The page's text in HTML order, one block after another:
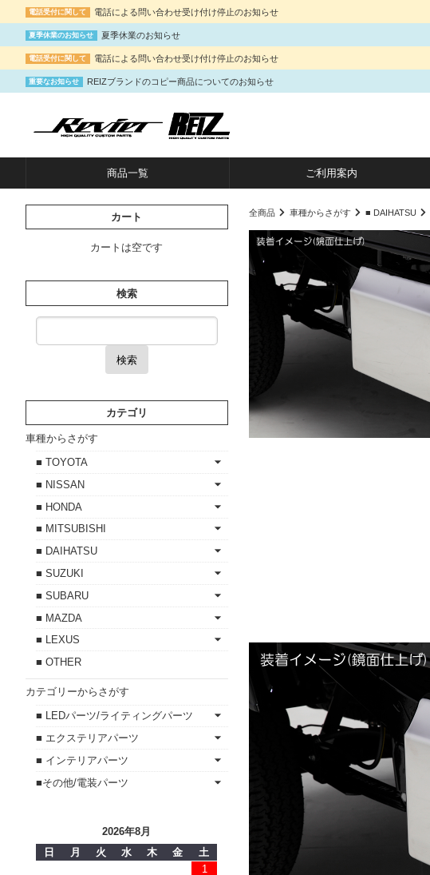
電話受付に関して 電話による問い合わせ受け付け停止のお知らせ
夏季休業のお知らせ 夏季休業のお知らせ
電話受付に関して 電話による問い合わせ受け付け停止のお知らせ
重要なお知らせ REIZブランドのコピー商品についてのお知らせ
商品一覧 ご利用案内
全商品 車種からさがす ■ DAIHATSU
カート
カートは空です
検索
検索
カテゴリ
車種からさがす
■ TOYOTA
■ NISSAN
■ HONDA
■ MITSUBISHI
■ DAIHATSU
■ SUZUKI
■ SUBARU
■ MAZDA
■ LEXUS
■ OTHER
カテゴリーからさがす
■ LEDパーツ/ライティングパーツ
■ エクステリアパーツ
■ インテリアパーツ
■その他/電装パーツ
2026年8月
日
月 火 水 木 金
土
1